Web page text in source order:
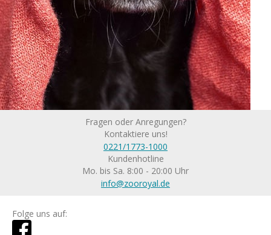
Fragen oder Anregungen?
Kontaktiere uns!
0221/1773-1000
Kundenhotline
Mo. bis Sa. 8:00 - 20:00 Uhr
info@zooroyal.de
Folge uns auf: